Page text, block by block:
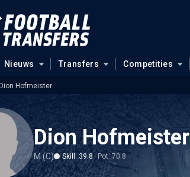
Nieuws Transfers Competities
Dion Hofmeister
Dion Hofmeister
M (C) Skill: 39.8 Pot: 70.8